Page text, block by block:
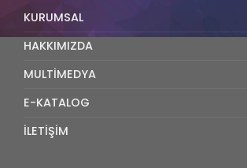
KURUMSAL
HAKKIMIZDA
MULTİMEDYA
E-KATALOG
İLETİŞİM